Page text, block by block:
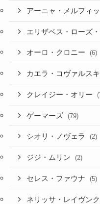
アーニャ・メルフィ
エリザベス・ローズ
オーロ・クロニー (6)
カエラ・コヴァルス
クレイジー・オリー
ゲーマーズ (79)
シオリ・ノヴェラ (2)
ジジ・ムリン (2)
セレス・ファウナ (5)
ネリッサ・レイヴン